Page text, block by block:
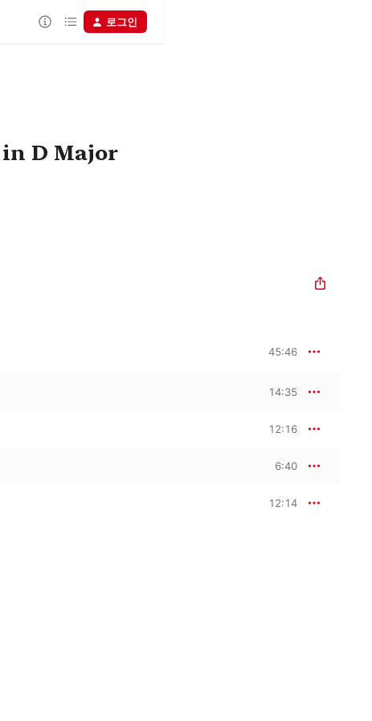
로그인
D Major
45:46
14:35
12:16
6:40
12:14